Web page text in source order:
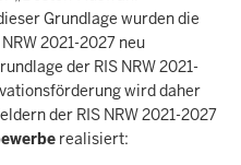
Grundlage wurden die
2021-2027 neu
der RIS NRW 2021-
wird daher
der RIS NRW 2021-2027
realisiert: